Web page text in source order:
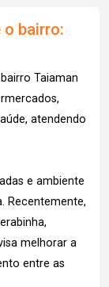
bairro:
Taiaman
atendendo
e ambiente
Recentemente,
melhorar a
entre as